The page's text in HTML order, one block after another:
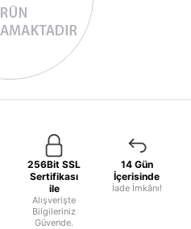
256Bit SSL
Sertifikası
ile
Alışverişte
Bilgileriniz
Güvende.
14 Gün
İçerisinde
İade İmkânı!